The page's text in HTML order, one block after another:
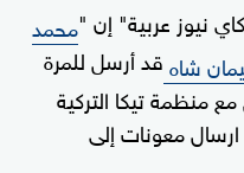
نيوز عربية" إن "محمد
شاهقد أرسل للمرة
منظمة تيكا التركية
ارسال معونات إلى